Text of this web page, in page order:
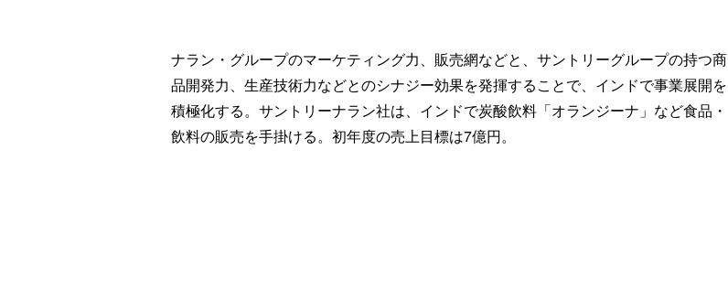
ナラン・グループのマーケティング力、販売網などと、サントリーグループの持つ商
品開発力、生産技術力などとのシナジー効果を発揮することで、インドで事業展開を
積極化する。サントリーナラン社は、インドで炭酸飲料「オランジーナ」など食品・
飲料の販売を手掛ける。初年度の売上目標は7億円。